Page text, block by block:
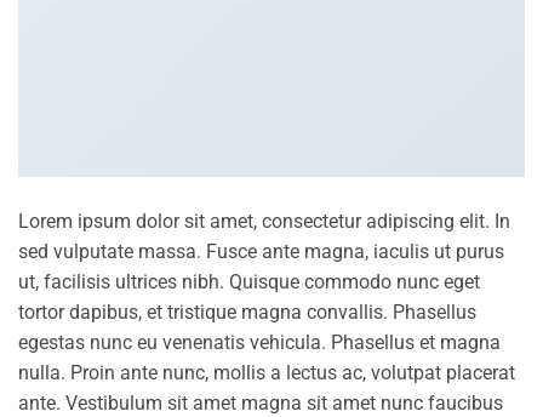
Lorem ipsum dolor sit amet, consectetur adipiscing elit. In
sed vulputate massa. Fusce ante magna, iaculis ut purus
ut, facilisis ultrices nibh. Quisque commodo nunc eget
tortor dapibus, et tristique magna convallis. Phasellus
egestas nunc eu venenatis vehicula. Phasellus et magna
nulla. Proin ante nunc, mollis a lectus ac, volutpat placerat
ante. Vestibulum sit amet magna sit amet nunc faucibus